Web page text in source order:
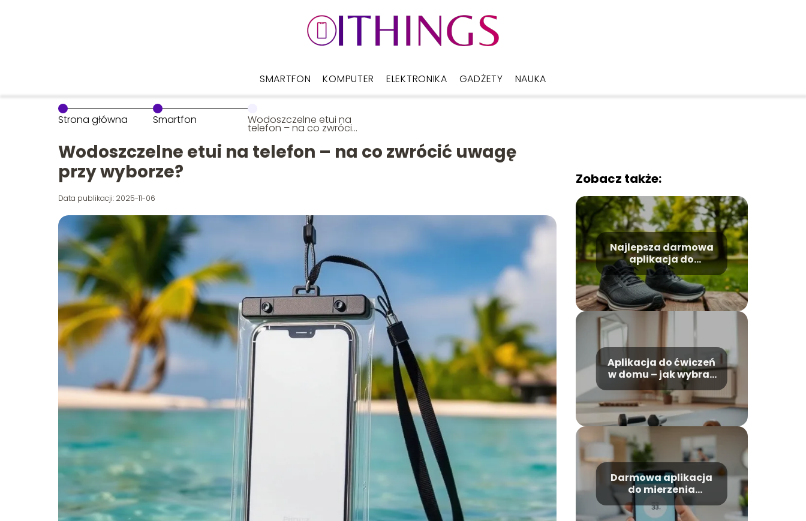
SMARTFON KOMPUTER ELEKTRONIKA GADŻETY NAUKA
Strona główna Smartfon Wodoszczelne etui na
telefon – na co zwrócić
Wodoszczelne etui na telefon – na co zwrócić uwagę
przy wyborze?
Data publikacji: 2025-11-06
Zobacz także:
Najlepsza darmowa
aplikacja do
biegania – która z
nich wybrać?
Aplikacja do ćwiczeń
w domu – jak wybrać
najlepszą?
Darmowa aplikacja
do mierzenia
ciśnienia krwi – jak
działa?